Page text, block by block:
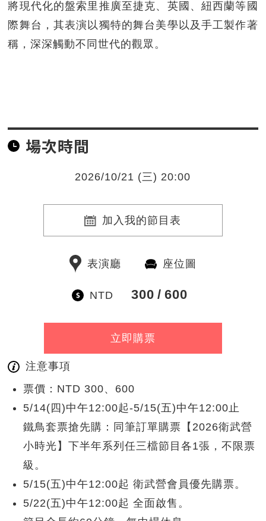
將現代化的盤索里推廣至捷克、英國、紐西蘭等國
際舞台，其表演以獨特的舞台美學以及手工製作著
稱，深深觸動不同世代的觀眾。
場次時間
2026/10/21 (三) 20:00
加入我的節目表
表演廳 座位圖
NTD 300 600
立即購票
注意事項
票價：NTD 300、600
5/14(四)中午12:00起-5/15(五)中午12:00止
鐵鳥套票搶先購：同筆訂單購票【2026衛武營
小時光】下半年系列任三檔節目各1張，不限票
級。
5/15(五)中午12:00起 衛武營會員優先購票。
5/22(五)中午12:00起 全面啟售。